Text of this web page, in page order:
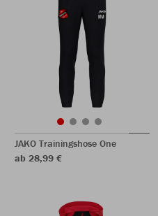
JAKO Trainingshose One
ab 28,99 €